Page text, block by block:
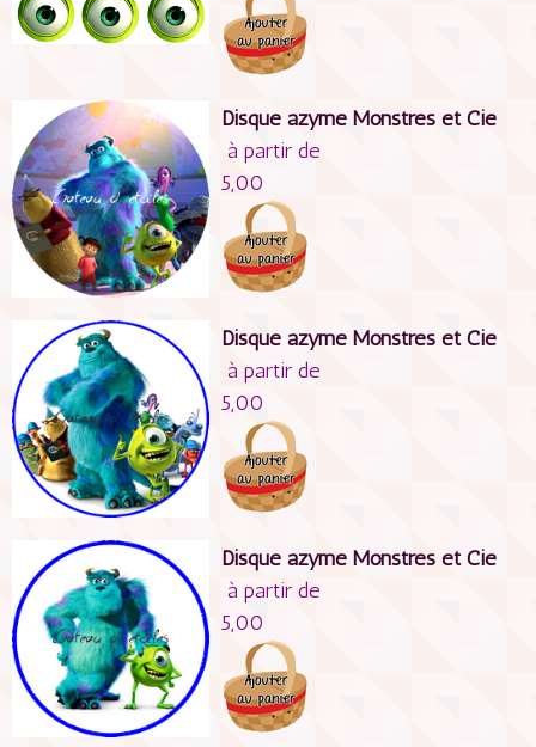
Disque azyme Monstres et Cie
à partir de
5,00
Disque azyme Monstres et Cie
à partir de
5,00
Disque azyme Monstres et Cie
à partir de
5,00